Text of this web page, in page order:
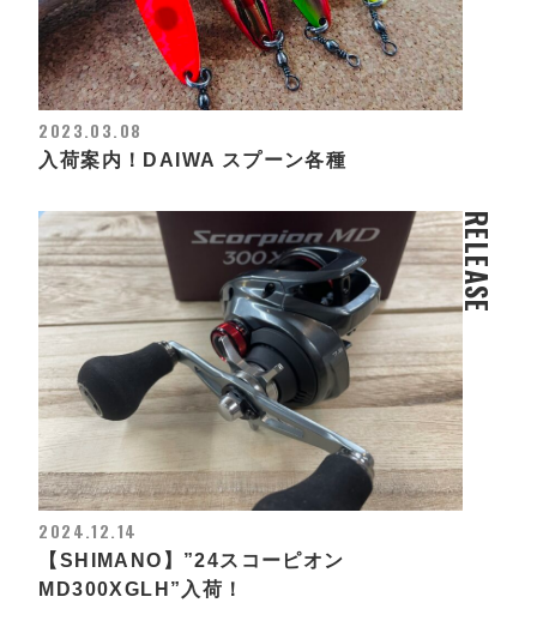
2023.03.08
入荷案内！DAIWA スプーン各種
RELEASE
2024.12.14
【SHIMANO】”24スコーピオン
MD300XGLH”入荷！